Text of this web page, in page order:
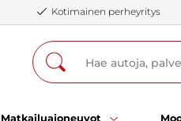
Kotimainen perheyritys
Matkailuajoneuvot